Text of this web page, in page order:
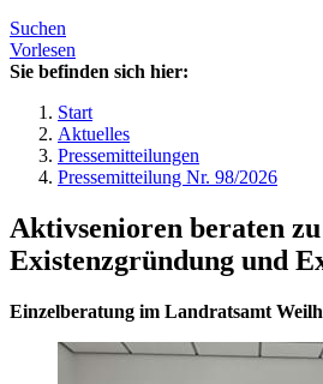
Suchen
Vorlesen
Sie befinden sich hier:
Start
Aktuelles
Pressemitteilungen
Pressemitteilung Nr. 98/2026
Aktivsenioren beraten zu
Existenzgründung und
Einzelberatung im Landratsamt